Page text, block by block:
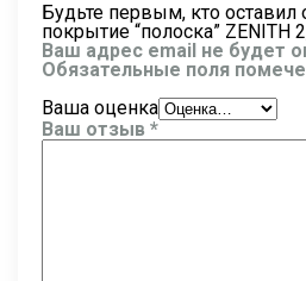
Будьте первым, кто оставил
покрытие “полоска” ZENITH
Ваш адрес email не будет
Обязательные поля
Ваша оценка
Ваш отзыв *